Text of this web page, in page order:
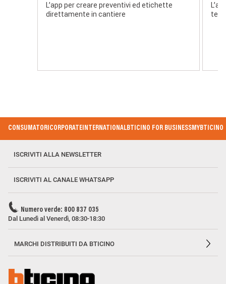
L’app per creare preventivi ed etichette
direttamente in cantiere
Footer
CONSUMATORICORPORATEINTERNATIONALBTICINO FOR BUSINESSMYBTICINO
ISCRIVITI ALLA NEWSLETTER
ISCRIVITI AL CANALE WHATSAPP
Numero verde: 800 837 035
Dal Lunedì al Venerdì, 08:30-18:30
MARCHI DISTRIBUITI DA BTICINO